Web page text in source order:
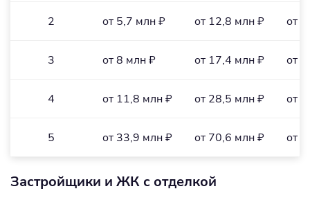
2 от 5,7 млн ₽ от 12,8 млн ₽ от
3 от 8 млн ₽ от 17,4 млн ₽ от
4 от 11,8 млн ₽ от 28,5 млн ₽ от
5 от 33,9 млн ₽ от 70,6 млн ₽ от
Застройщики и ЖК с отделкой